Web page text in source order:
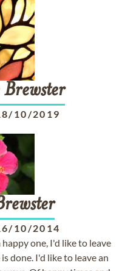
Brewster
10/2019
10/2014
one, I'd like to leave
done. I'd like to leave an